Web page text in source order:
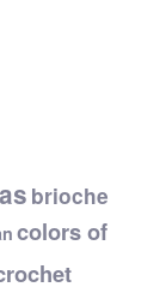
brioche
colors of